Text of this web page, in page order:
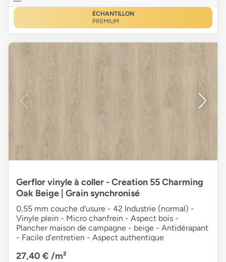
ÉCHANTILLON
PREMIUM
Gerflor vinyle à coller - Creation 55 Charming
Oak Beige | Grain synchronisé
0,55 mm couche d'usure - 42 Industrie (normal) -
Vinyle plein - Micro chanfrein - Aspect bois -
Plancher maison de campagne - beige - Antidérapant
- Facile d'entretien - Aspect authentique
27,40 € /m²